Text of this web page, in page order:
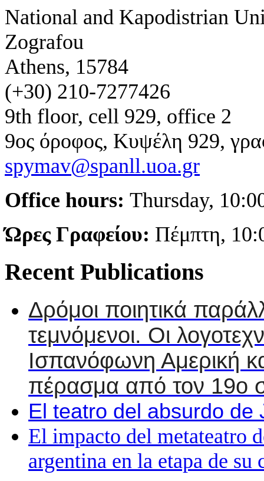
National and Kapodistrian
Zografou
Athens, 15784
(+30) 210-7277426
9th floor, cell 929, office 2
9ος όροφος, Κυψέλη 929,
spymav@spanll.uoa.gr
Office hours: Thursday,
Ώρες Γραφείου: Πέμπτη,
Recent Publications
Δρόμοι ποιητικά
τεμνόμενοι. Οι
Ισπανόφωνη Αμερική
πέρασμα από τον 19ο
El teatro del absurdo de
El impacto del metateatro
argentina en la etapa de